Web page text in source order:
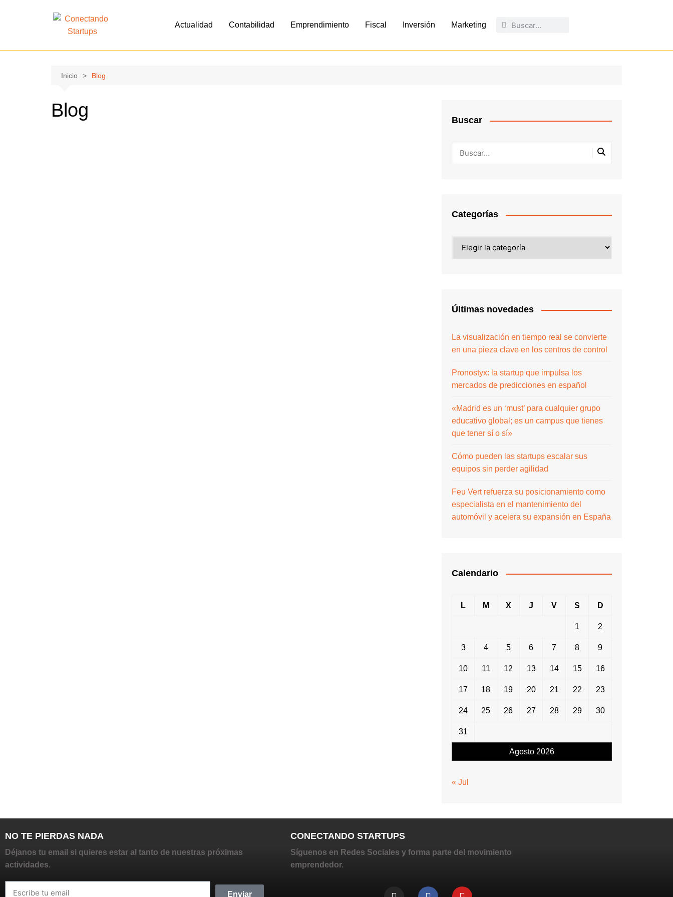
Actualidad Contabilidad Emprendimiento Fiscal Inversión Marketing
Inicio Blog
Blog Buscar
Categorías
Últimas novedades
La visualización en tiempo real se convierte
en una pieza clave en los centros de control
Pronostyx: la startup que impulsa los
mercados de predicciones en español
«Madrid es un ‘must’ para cualquier grupo
educativo global; es un campus que tienes
que tener sí o sí»
Cómo pueden las startups escalar sus
equipos sin perder agilidad
Feu Vert refuerza su posicionamiento como
especialista en el mantenimiento del
automóvil y acelera su expansión en España
Calendario
Agosto 2026
L M X J V S D
1 2
3 4 5 6 7 8 9
10 11 12 13 14 15 16
17 18 19 20 21 22 23
24 25 26 27 28 29 30
31
« Jul
NO TE PIERDAS NADA
Déjanos tu email si quieres estar al tanto de nuestras próximas
actividades.
Enviar
CONECTANDO STARTUPS
Síguenos en Redes Sociales y forma parte del movimiento
emprendedor.